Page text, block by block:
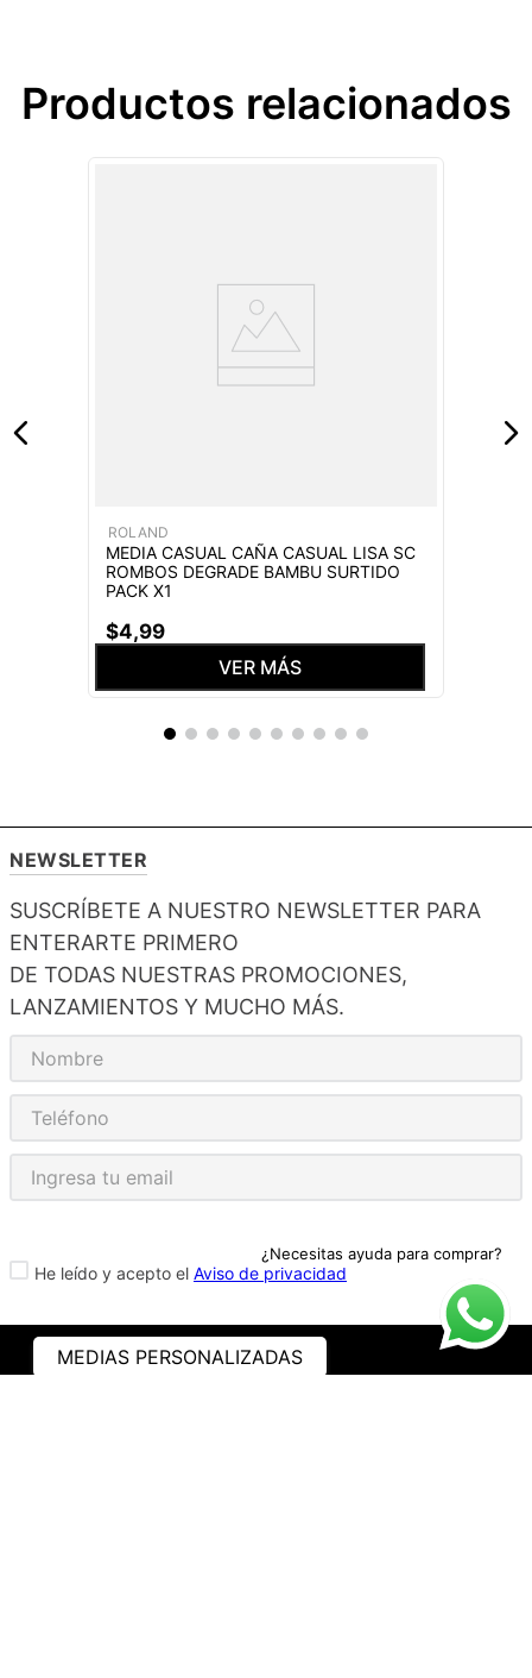
¿Necesitas ayuda para comprar?
Productos relacionados
ROLAND
MEDIA CASUAL CAÑA CASUAL LISA SC
ROMBOS DEGRADE BAMBU SURTIDO
PACK X1
$4,99
VER MÁS
NEWSLETTER
SUSCRÍBETE A NUESTRO NEWSLETTER PARA
ENTERARTE PRIMERO
DE TODAS NUESTRAS PROMOCIONES,
LANZAMIENTOS Y MUCHO MÁS.
He leído y acepto el Aviso de privacidad
MEDIAS PERSONALIZADAS